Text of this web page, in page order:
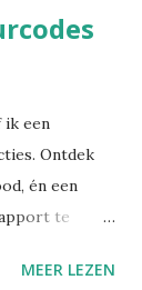
aan-
ik een
Ontdek
én een
te
MEER LEZEN